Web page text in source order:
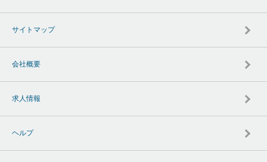
サイトマップ
会社概要
求人情報
ヘルプ